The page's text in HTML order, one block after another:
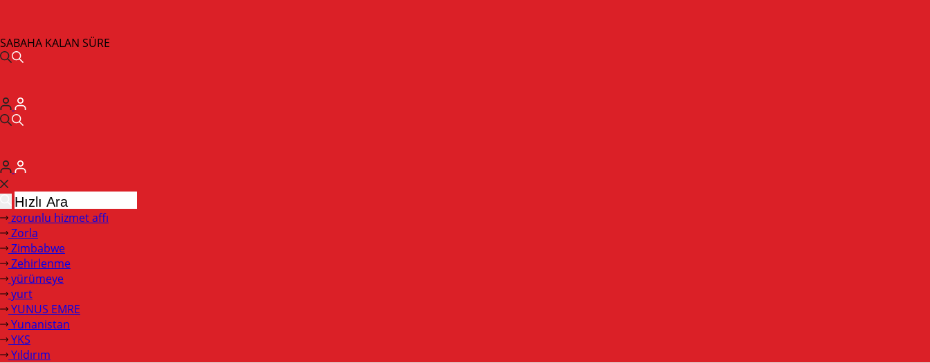
SABAHA KALAN SÜRE
zorunlu hizmet affı
Zorla
Zimbabwe
Zehirlenme
yürümeye
yurt
YUNUS EMRE
Yunanistan
YKS
Yıldırım